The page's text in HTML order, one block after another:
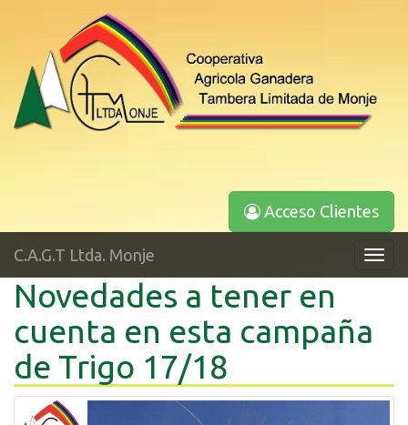
Acceso Clientes
C.A.G.T Ltda. Monje
Novedades a tener en
cuenta en esta campaña
de Trigo 17/18